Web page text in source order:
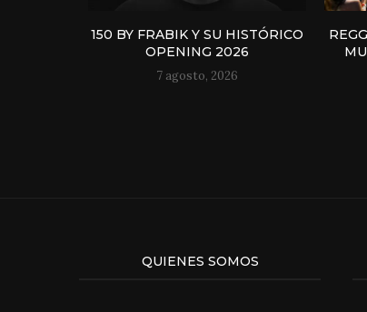
150 BY FRABIK Y SU HISTÓRICO
OPENING 2026
7 agosto, 2026
QUIENES SOMOS